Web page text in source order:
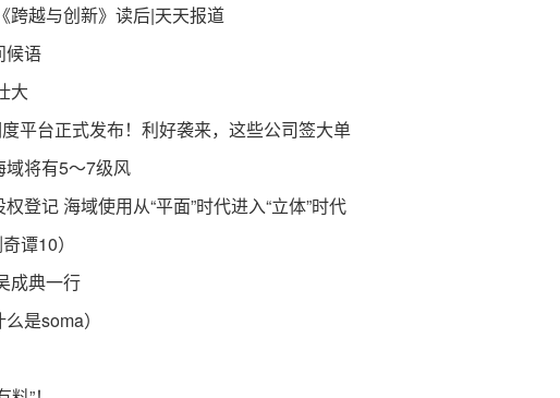
越与创新》读后|天天报道
候语
大
平台正式发布！利好袭来，这些公司签大单
域将有5～7级风
登记 海域使用从“平面”时代进入“立体”时代
谭10）
成典一行
是soma）